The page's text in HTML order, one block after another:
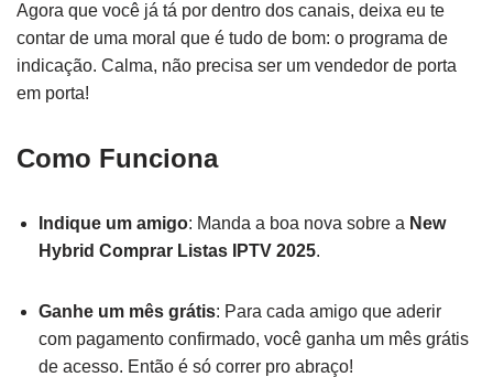
Agora que você já tá por dentro dos canais, deixa eu te
contar de uma moral que é tudo de bom: o programa de
indicação. Calma, não precisa ser um vendedor de porta
em porta!
Como Funciona
Indique um amigo: Manda a boa nova sobre a New
Hybrid Comprar Listas IPTV 2025.
Ganhe um mês grátis: Para cada amigo que aderir
com pagamento confirmado, você ganha um mês grátis
de acesso. Então é só correr pro abraço!